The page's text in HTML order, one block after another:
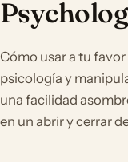
Cómo usar a tu
psicología y
una facilidad
en un abrir y cerrar